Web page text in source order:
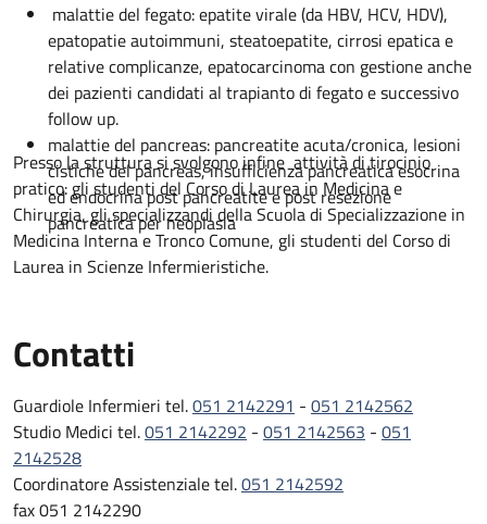
malattie del fegato: epatite virale (da HBV, HCV, HDV),
epatopatie autoimmuni, steatoepatite, cirrosi epatica e
relative complicanze, epatocarcinoma con gestione anche
dei pazienti candidati al trapianto di fegato e successivo
follow up.
malattie del pancreas: pancreatite acuta/cronica, lesioni
cistiche del pancreas, insufficienza pancreatica esocrina
ed endocrina post pancreatite e post resezione
pancreatica per neoplasia
Presso la struttura si svolgono infine attività di tirocinio
pratico: gli studenti del Corso di Laurea in Medicina e
Chirurgia, gli specializzandi della Scuola di Specializzazione in
Medicina Interna e Tronco Comune, gli studenti del Corso di
Laurea in Scienze Infermieristiche.
Contatti
Guardiole Infermieri tel.051 2142291 - 051 2142562
Studio Medici tel.051 2142292 - 051 2142563 - 051
2142528
Coordinatore Assistenziale tel.051 2142592
fax 051 2142290